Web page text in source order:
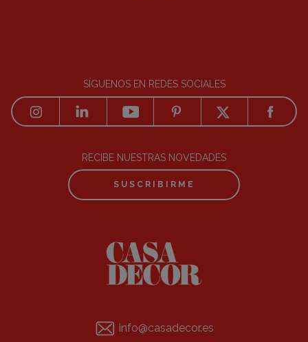
SÍGUENOS EN REDES SOCIALES
RECIBE NUESTRAS NOVEDADES
SUSCRIBIRME
info@casadecor.es